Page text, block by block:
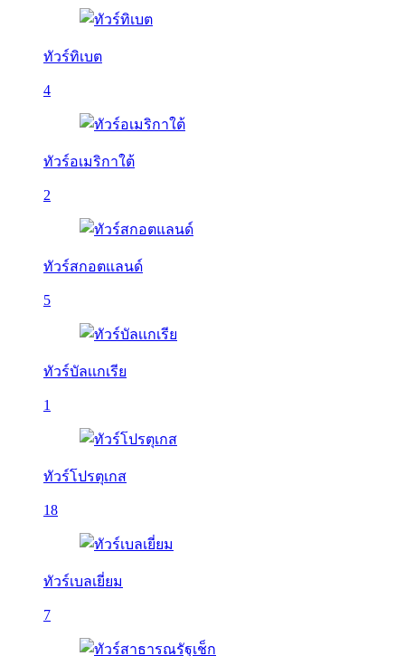
ทัวร์ทิเบต
4
ทัวร์อเมริกาใต้
2
ทัวร์สกอตแลนด์
5
ทัวร์บัลเเกเรีย
1
ทัวร์โปรตุเกส
18
ทัวร์เบลเยี่ยม
7